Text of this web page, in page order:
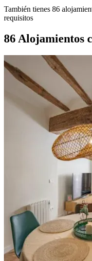
También tienes 86
requisitos
86 Alojamientos